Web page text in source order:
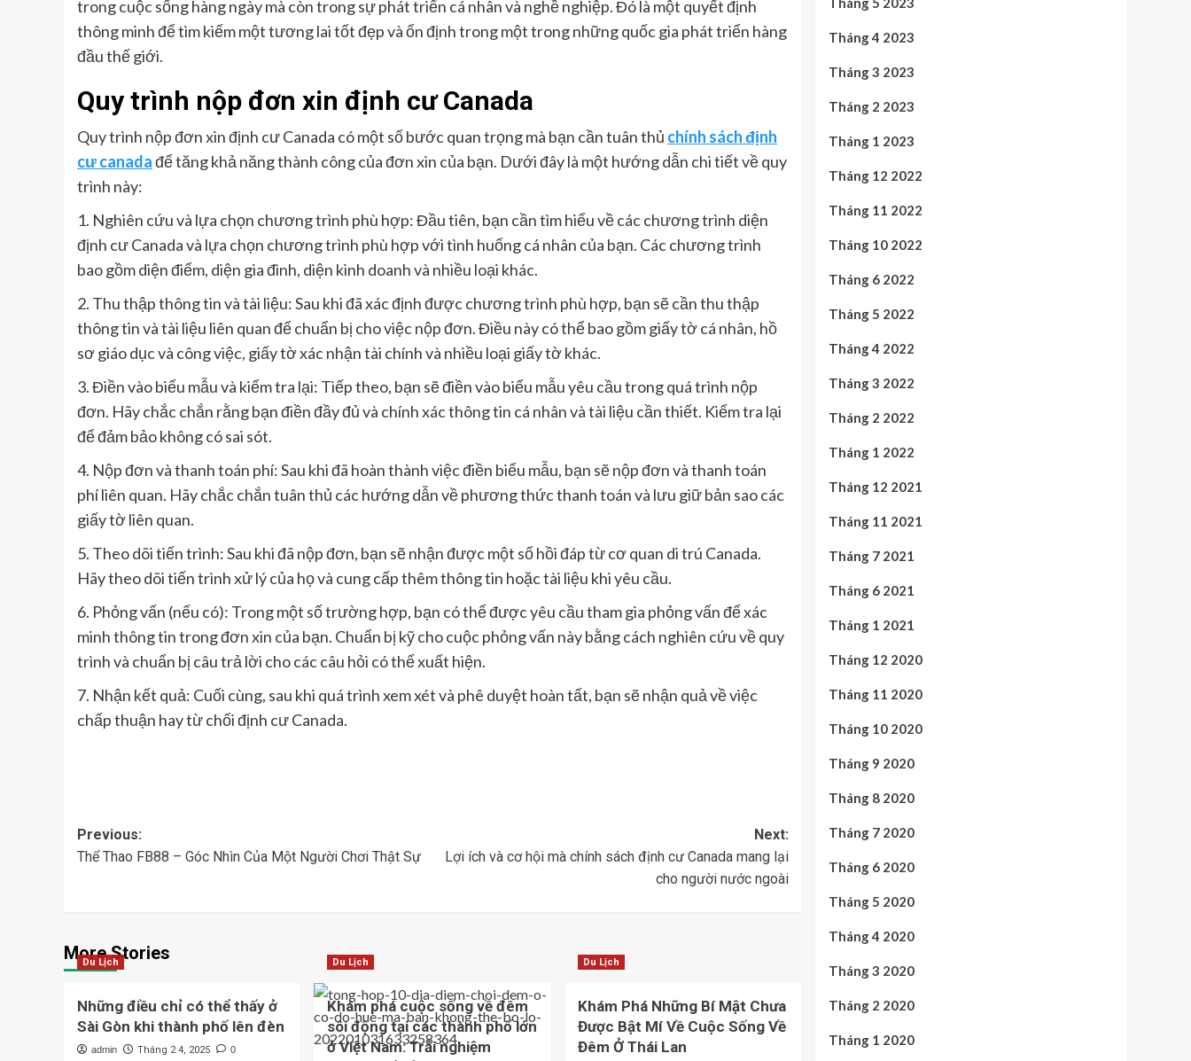
trong cuộc sống hàng ngày mà còn trong sự phát triển cá nhân và nghề nghiệp. Đó là một quyết định
thông minh để tìm kiếm một tương lai tốt đẹp và ổn định trong một trong những quốc gia phát triển hàng
đầu thế giới.
Quy trình nộp đơn xin định cư Canada
Quy trình nộp đơn xin định cư Canada có một số bước quan trọng mà bạn cần tuân thủ chính sách định
cư canadađể tăng khả năng thành công của đơn xin của bạn. Dưới đây là một hướng dẫn chi tiết về quy
trình này:
1. Nghiên cứu và lựa chọn chương trình phù hợp: Đầu tiên, bạn cần tìm hiểu về các chương trình diện
định cư Canada và lựa chọn chương trình phù hợp với tình huống cá nhân của bạn. Các chương trình
bao gồm diện điểm, diện gia đình, diện kinh doanh và nhiều loại khác.
2. Thu thập thông tin và tài liệu: Sau khi đã xác định được chương trình phù hợp, bạn sẽ cần thu thập
thông tin và tài liệu liên quan để chuẩn bị cho việc nộp đơn. Điều này có thể bao gồm giấy tờ cá nhân, hồ
sơ giáo dục và công việc, giấy tờ xác nhận tài chính và nhiều loại giấy tờ khác.
3. Điền vào biểu mẫu và kiểm tra lại: Tiếp theo, bạn sẽ điền vào biểu mẫu yêu cầu trong quá trình nộp
đơn. Hãy chắc chắn rằng bạn điền đầy đủ và chính xác thông tin cá nhân và tài liệu cần thiết. Kiểm tra lại
để đảm bảo không có sai sót.
4. Nộp đơn và thanh toán phí: Sau khi đã hoàn thành việc điền biểu mẫu, bạn sẽ nộp đơn và thanh toán
phí liên quan. Hãy chắc chắn tuân thủ các hướng dẫn về phương thức thanh toán và lưu giữ bản sao các
giấy tờ liên quan.
5. Theo dõi tiến trình: Sau khi đã nộp đơn, bạn sẽ nhận được một số hồi đáp từ cơ quan di trú Canada.
Hãy theo dõi tiến trình xử lý của họ và cung cấp thêm thông tin hoặc tài liệu khi yêu cầu.
6. Phỏng vấn (nếu có): Trong một số trường hợp, bạn có thể được yêu cầu tham gia phỏng vấn để xác
minh thông tin trong đơn xin của bạn. Chuẩn bị kỹ cho cuộc phỏng vấn này bằng cách nghiên cứu về quy
trình và chuẩn bị câu trả lời cho các câu hỏi có thể xuất hiện.
7. Nhận kết quả: Cuối cùng, sau khi quá trình xem xét và phê duyệt hoàn tất, bạn sẽ nhận quả về việc
chấp thuận hay từ chối định cư Canada.
Post
navigation
Previous:
Thể Thao FB88 – Góc Nhìn Của Một Người Chơi Thật Sự
Next:
Lợi ích và cơ hội mà chính sách định cư Canada mang lại
cho người nước ngoài
More Stories
Du Lịch
Những điều chỉ có thể thấy ở
Sài Gòn khi thành phố lên đèn
admin Tháng 2 4, 2025 0
Du Lịch
Khám phá cuộc sống về đêm
sôi động tại các thành phố lớn
ở Việt Nam: Trải nghiệm
Du Lịch
Khám Phá Những Bí Mật Chưa
Được Bật Mí Về Cuộc Sống Về
Đêm Ở Thái Lan
Tháng 4 2023
Tháng 3 2023
Tháng 2 2023
Tháng 1 2023
Tháng 12 2022
Tháng 11 2022
Tháng 10 2022
Tháng 6 2022
Tháng 5 2022
Tháng 4 2022
Tháng 3 2022
Tháng 2 2022
Tháng 1 2022
Tháng 12 2021
Tháng 11 2021
Tháng 7 2021
Tháng 6 2021
Tháng 1 2021
Tháng 12 2020
Tháng 11 2020
Tháng 10 2020
Tháng 9 2020
Tháng 8 2020
Tháng 7 2020
Tháng 6 2020
Tháng 5 2020
Tháng 4 2020
Tháng 3 2020
Tháng 2 2020
Tháng 1 2020